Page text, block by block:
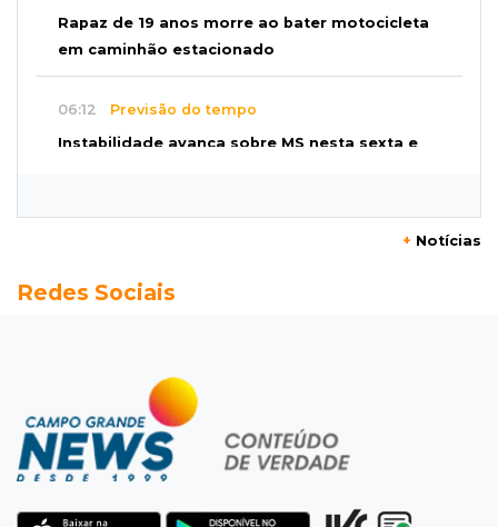
Rapaz de 19 anos morre ao bater motocicleta
em caminhão estacionado
06:12 Previsão do tempo
Instabilidade avança sobre MS nesta sexta e
internet quase nunca está à vista
Como milagre, corredor da Santa Casa
aparece vazio
QUINTA, 06 DE AGOSTO
+ Notícias
Redes Sociais